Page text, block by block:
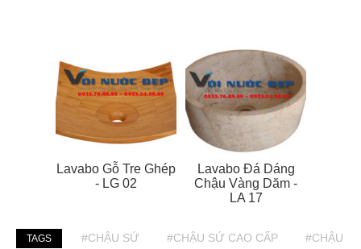
Lavabo Gỗ Tre Ghép
- LG 02
Lavabo Đá Dáng
Chậu Vàng Dăm -
LA 17
TAGS #CHẬU SỨ #CHẬU SỨ CAO CẤP
#CHẬU